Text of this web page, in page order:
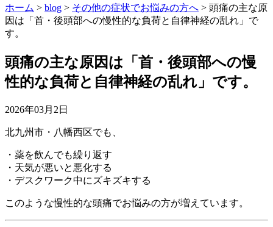
ホーム > blog > その他の症状でお悩みの方へ > 頭痛の主な原
因は「首・後頭部への慢性的な負荷と自律神経の乱れ」で
す。
頭痛の主な原因は「首・後頭部への慢
性的な負荷と自律神経の乱れ」です。
2026年03月2日
北九州市・八幡西区でも、
・薬を飲んでも繰り返す
・天気が悪いと悪化する
・デスクワーク中にズキズキする
このような慢性的な頭痛でお悩みの方が増えています。